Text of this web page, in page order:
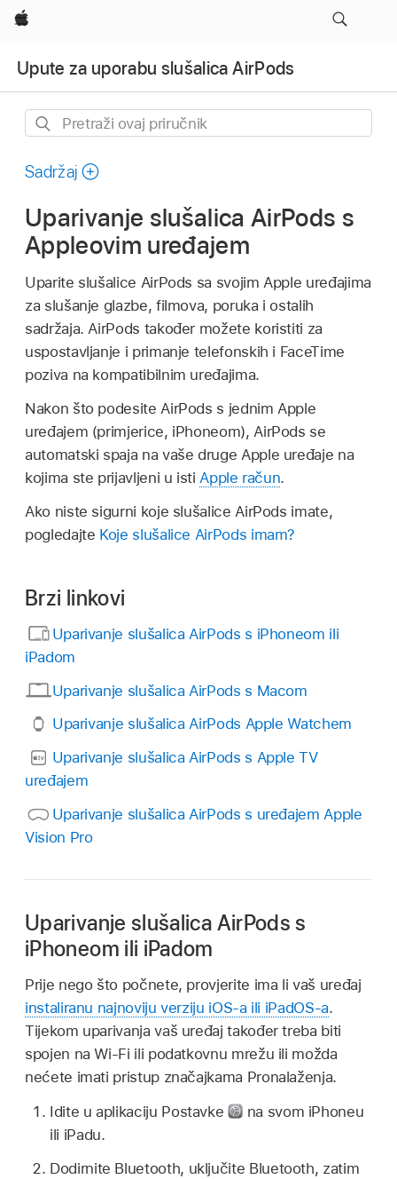
Apple
Upute za uporabu slušalica AirPods
Pretraži
priručnik
Sadržaj
Uparivanje slušalica AirPods s
Appleovim uređajem
Uparite slušalice AirPods sa svojim Apple uređajima
za slušanje glazbe, filmova, poruka i ostalih
sadržaja. AirPods također možete koristiti za
uspostavljanje i primanje telefonskih i FaceTime
poziva na kompatibilnim uređajima.
Nakon što podesite AirPods s jednim Apple
uređajem (primjerice, iPhoneom), AirPods se
automatski spaja na vaše druge Apple uređaje na
kojima ste prijavljeni u isti Apple račun.
Ako niste sigurni koje slušalice AirPods imate,
pogledajte Koje slušalice AirPods imam?
Brzi linkovi
Uparivanje slušalica AirPods s iPhoneom ili
iPadom
Uparivanje slušalica AirPods s Macom
Uparivanje slušalica AirPods Apple Watchem
Uparivanje slušalica AirPods s Apple TV
uređajem
Uparivanje slušalica AirPods s uređajem Apple
Vision Pro
Uparivanje slušalica AirPods s
iPhoneom ili iPadom
Prije nego što počnete, provjerite ima li vaš uređaj
instaliranu najnoviju verziju iOS-a ili iPadOS-a.
Tijekom uparivanja vaš uređaj također treba biti
spojen na Wi-Fi ili podatkovnu mrežu ili možda
nećete imati pristup značajkama Pronalaženja.
Idite u aplikaciju Postavke
na svom iPhoneu
ili iPadu.
Dodirnite Bluetooth, uključite Bluetooth, zatim